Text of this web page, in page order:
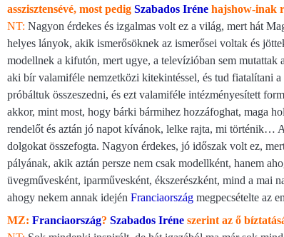
asszisztensévé, most pedig Szabados Iréne hajshow-inak
NT: Nagyon érdekes és izgalmas volt ez a világ, mert hát
helyes lányok, akik ismerősöknek az ismerősei voltak és
modellnek a kifutón, mert ugye, a televízióban sem
aki bír valamiféle nemzetközi kitekintéssel, és tud fiatalítani
próbáltuk összeszedni, és ezt valamiféle intézményesített
akkor, mint most, hogy bárki bármihez hozzáfoghat, maga
rendelőt és aztán jó napot kívánok, lelke rajta, mi történik…
dolgokat összefogta. Nagyon érdekes, jó időszak volt ez,
pályának, akik aztán persze nem csak modellként, hanem
üvegművesként, iparművesként, ékszerészként, mind a mai
ahogy nekem annak idején Franciaország megpecsételte az
MZ: Franciaország? Szabados Iréne szerint az ő